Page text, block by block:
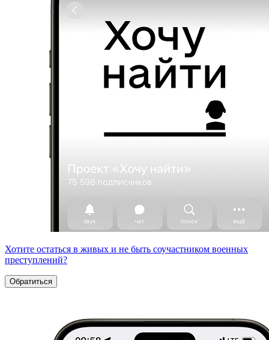
Хотите остаться в живых и не быть соучастником военных
преступлений?
Обратиться